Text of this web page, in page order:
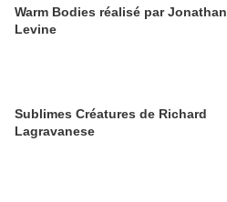
Warm Bodies réalisé par Jonathan
Levine
Sublimes Créatures de Richard
Lagravanese